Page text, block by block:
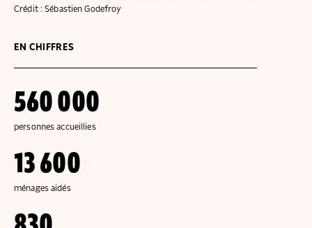
Crédit : Sébastien Godefroy
EN CHIFFRES
560 000
personnes accueillies
13 600
ménages aidés